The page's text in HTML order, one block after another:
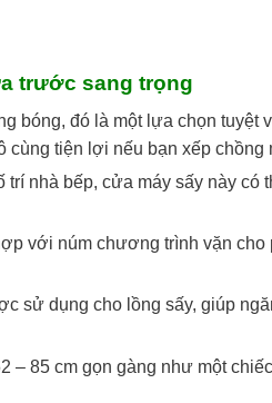
trước sang trọng
bóng, đó là một lựa chọn tuyệt
tiện lợi nếu bạn xếp chồng
trí nhà bếp, cửa máy sấy này
với núm chương trình vặn
sử dụng cho lồng sấy, giúp
– 85 cm gọn gàng như một